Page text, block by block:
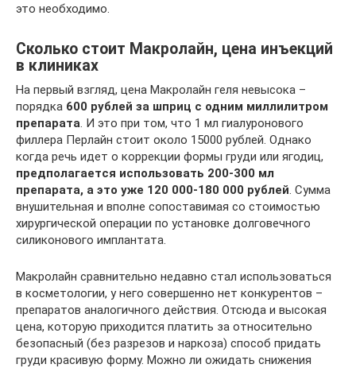
это необходимо.
Сколько стоит Макролайн, цена инъекций
в клиниках
На первый взгляд, цена Макролайн геля невысока –
порядка 600 рублей за шприц с одним миллилитром
препарата . И это при том, что 1 мл гиалуронового
филлера Перлайн стоит около 15000 рублей. Однако
когда речь идет о коррекции формы груди или ягодиц,
предполагается использовать 200-300 мл
препарата, а это уже 120 000-180 000 рублей . Сумма
внушительная и вполне сопоставимая со стоимостью
хирургической операции по установке долговечного
силиконового имплантата.
Макролайн сравнительно недавно стал использоваться
в косметологии, у него совершенно нет конкурентов –
препаратов аналогичного действия. Отсюда и высокая
цена, которую приходится платить за относительно
безопасный (без разрезов и наркоза) способ придать
груди красивую форму. Можно ли ожидать снижения